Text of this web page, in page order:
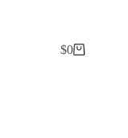
Carrito
$0